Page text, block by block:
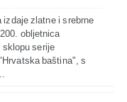
izdaje zlatne i srebrne
obljetnica
serije
baština", s